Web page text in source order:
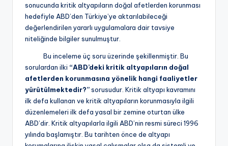
sonucunda kritik altyapıların doğal afetlerden korunması
hedefiyle ABD’den Türkiye’ye aktarılabileceği
değerlendirilen yararlı uygulamalara dair tavsiye
niteliğinde bilgiler sunulmuştur.
Bu inceleme üç soru üzerinde şekillenmiştir. Bu
sorulardan ilki “ABD’deki kritik altyapıların doğal
afetlerden korunmasına yönelik hangi faaliyetler
yürütülmektedir?”sorusudur. Kritik altyapı kavramını
ilk defa kullanan ve kritik altyapıların korunmasıyla ilgili
düzenlemeleri ilk defa yasal bir zemine oturtan ülke
ABD’dir. Kritik altyapılarla ilgili ABD’nin resmi süreci 1996
yılında başlamıştır. Bu tarihten önce de altyapı